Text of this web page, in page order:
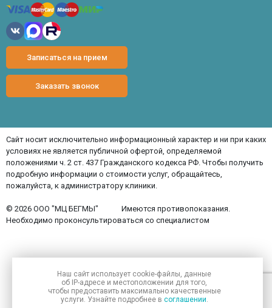
Записаться на прием
Заказать звонок
Сайт носит исключительно информационный характер и ни при каких
условиях не является публичной офертой, определяемой
положениями ч. 2 ст. 437 Гражданского кодекса РФ. Чтобы получить
подробную информации о стоимости услуг, обращайтесь,
пожалуйста, к администратору клиники.
© 2026 ООО "МЦ БЕГМЫ"
Имеются противопоказания.
Необходимо проконсультироваться со специалистом
Наш сайт использует cookie-файлы, данные
об IP-адресе и местоположении для того,
чтобы предоставить максимально качественные
услуги. Узнайте подробнее в соглашении.